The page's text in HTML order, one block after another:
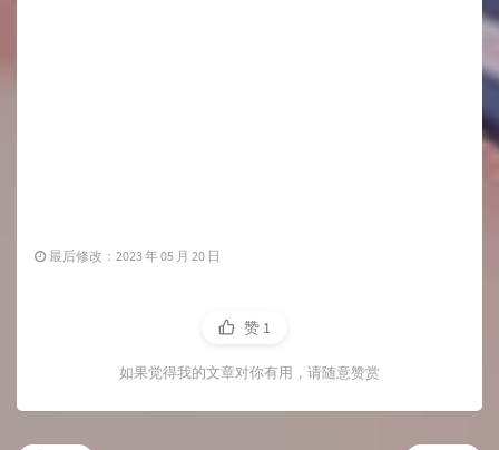
最后修改：2023 年 05 月 20 日
赞 1
如果觉得我的文章对你有用，请随意赞赏